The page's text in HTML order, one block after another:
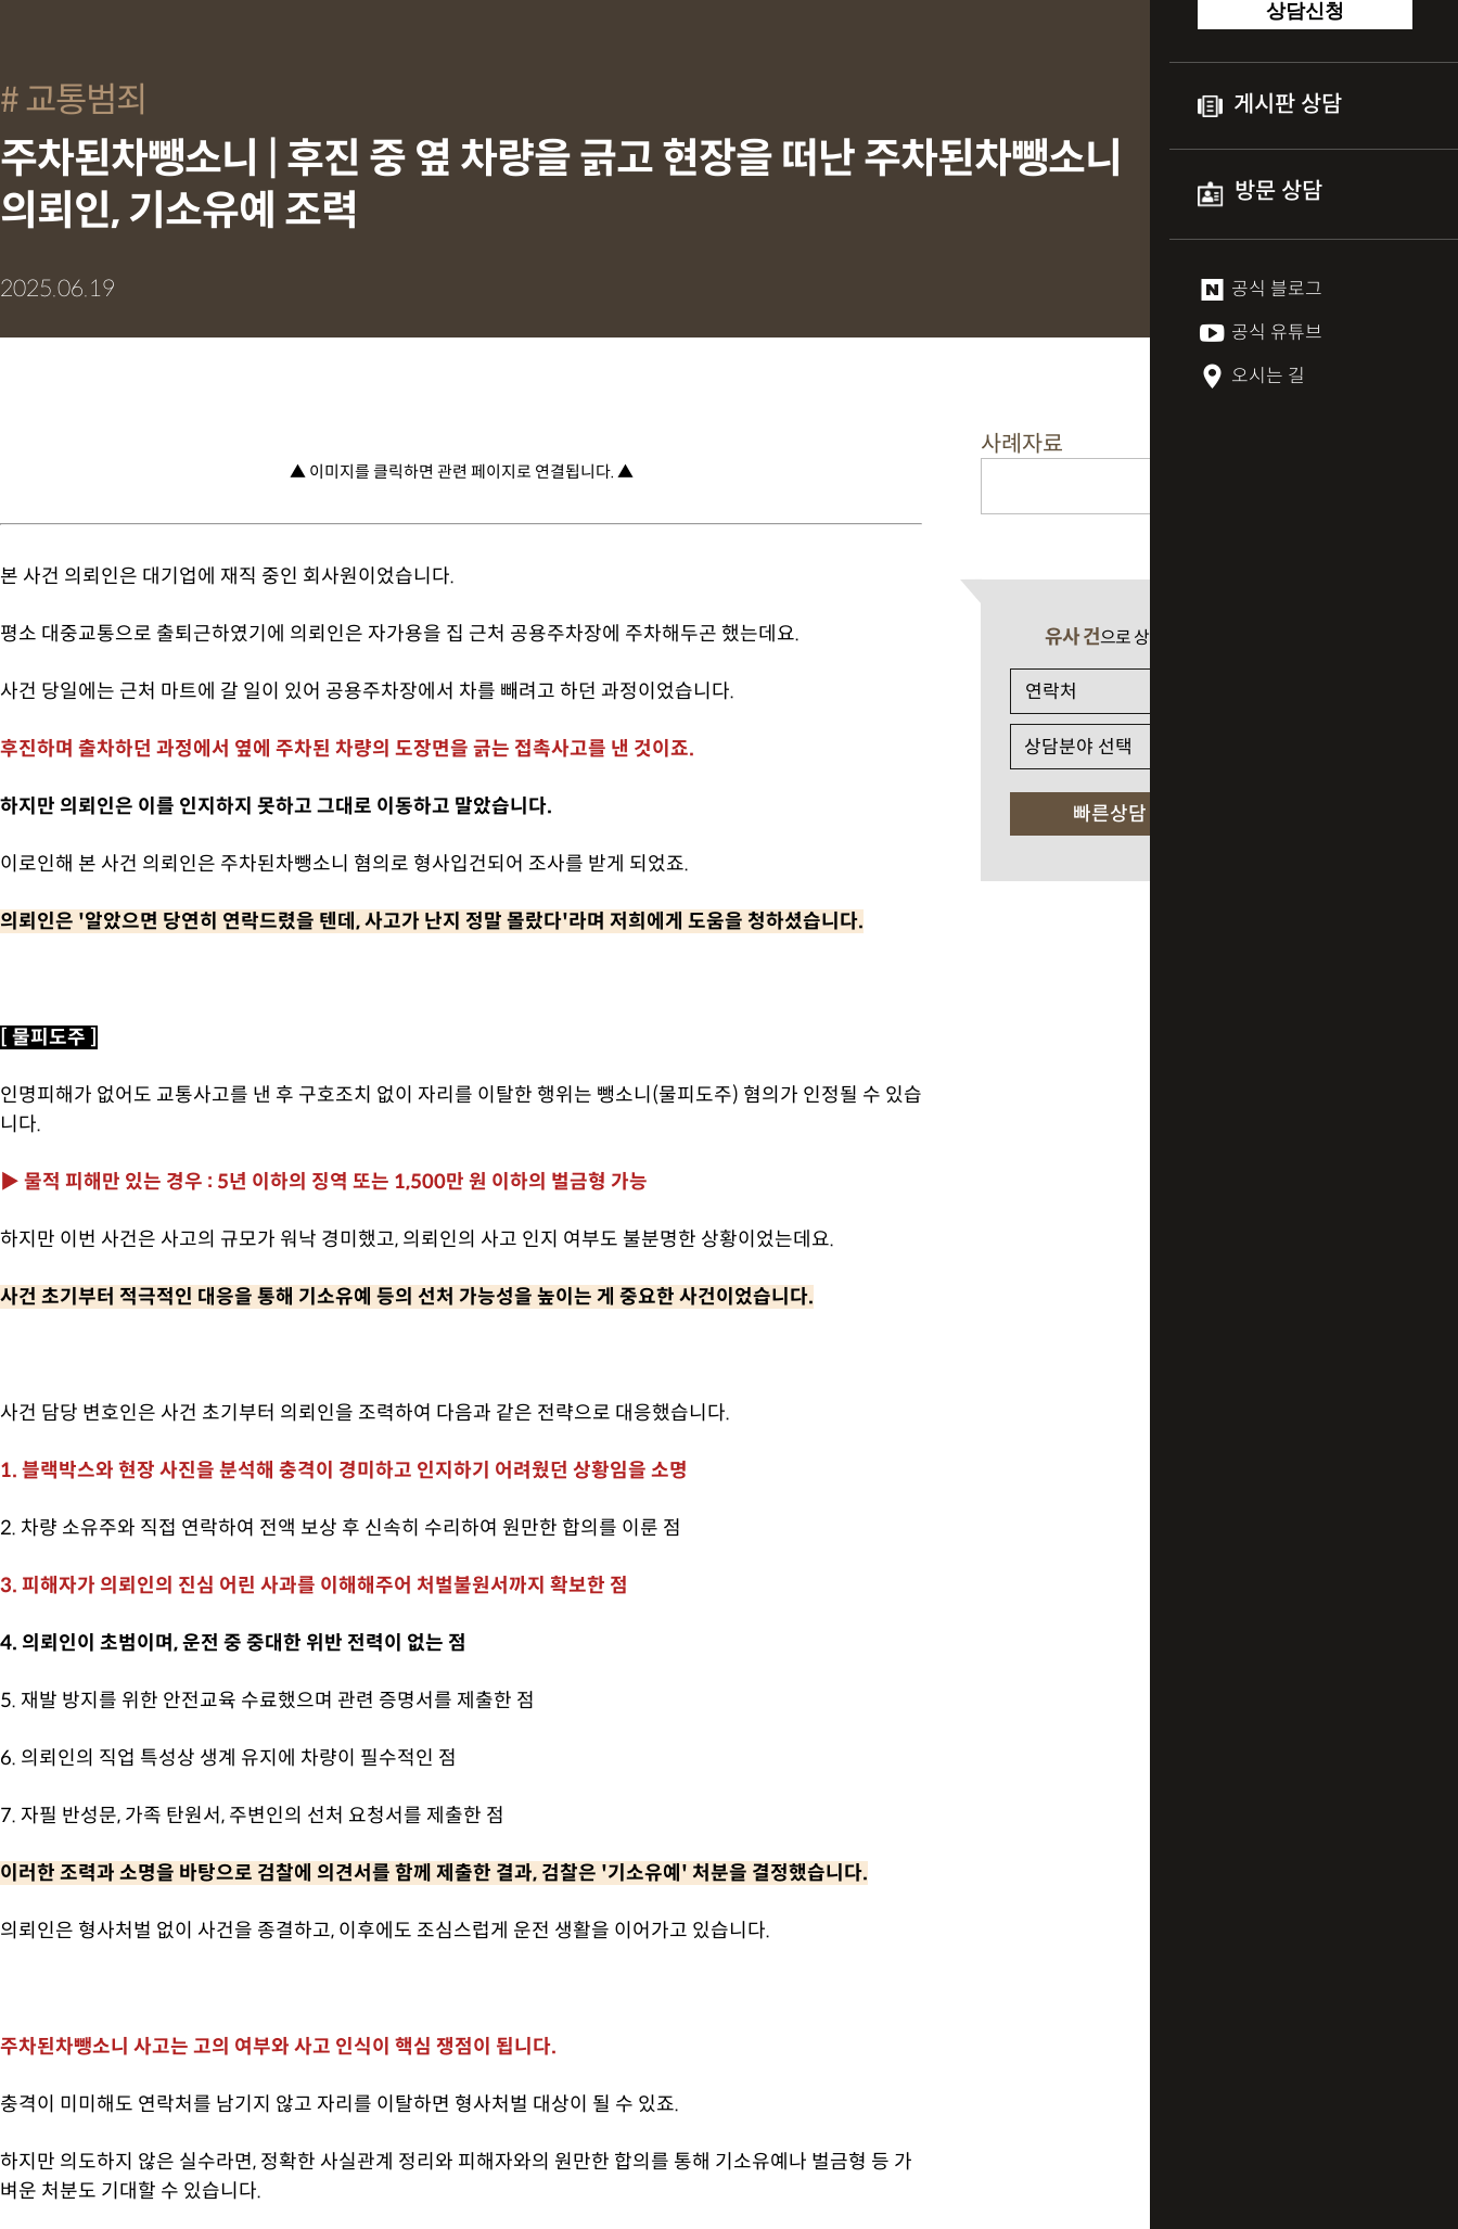
상담신청
게시판 상담
방문 상담
공식 블로그
공식 유튜브
오시는 길
교통범죄
주차된차뺑소니 | 후진 중 옆 차량을 긁고 현장을 떠난 주차된차뺑소니
의뢰인, 기소유예 조력
2025.06.19
▲ 이미지를 클릭하면 관련 페이지로 연결됩니다. ▲
본 사건 의뢰인은 대기업에 재직 중인 회사원이었습니다.
평소 대중교통으로 출퇴근하였기에 의뢰인은 자가용을 집 근처 공용주차장에 주차해두곤 했는데요.
사건 당일에는 근처 마트에 갈 일이 있어 공용주차장에서 차를 빼려고 하던 과정이었습니다.
후진하며 출차하던 과정에서 옆에 주차된 차량의 도장면을 긁는 접촉사고를 낸 것이죠.
하지만 의뢰인은 이를 인지하지 못하고 그대로 이동하고 말았습니다.
이로인해 본 사건 의뢰인은 주차된차뺑소니 혐의로 형사입건되어 조사를 받게 되었죠.
의뢰인은 '알았으면 당연히 연락드렸을 텐데, 사고가 난지 정말 몰랐다'라며 저희에게 도움을 청하셨습니다.
[ 물피도주 ]
인명피해가 없어도 교통사고를 낸 후 구호조치 없이 자리를 이탈한 행위는 뺑소니(물피도주) 혐의가 인정될 수 있습
니다.
▶ 물적 피해만 있는 경우 : 5년 이하의 징역 또는 1,500만 원 이하의 벌금형 가능
하지만 이번 사건은 사고의 규모가 워낙 경미했고, 의뢰인의 사고 인지 여부도 불분명한 상황이었는데요.
사건 초기부터 적극적인 대응을 통해 기소유예 등의 선처 가능성을 높이는 게 중요한 사건이었습니다.
사건 담당 변호인은 사건 초기부터 의뢰인을 조력하여 다음과 같은 전략으로 대응했습니다.
1. 블랙박스와 현장 사진을 분석해 충격이 경미하고 인지하기 어려웠던 상황임을 소명
2. 차량 소유주와 직접 연락하여 전액 보상 후 신속히 수리하여 원만한 합의를 이룬 점
3. 피해자가 의뢰인의 진심 어린 사과를 이해해주어 처벌불원서까지 확보한 점
4. 의뢰인이 초범이며, 운전 중 중대한 위반 전력이 없는 점
5. 재발 방지를 위한 안전교육 수료했으며 관련 증명서를 제출한 점
6. 의뢰인의 직업 특성상 생계 유지에 차량이 필수적인 점
7. 자필 반성문, 가족 탄원서, 주변인의 선처 요청서를 제출한 점
이러한 조력과 소명을 바탕으로 검찰에 의견서를 함께 제출한 결과, 검찰은 '기소유예' 처분을 결정했습니다.
의뢰인은 형사처벌 없이 사건을 종결하고, 이후에도 조심스럽게 운전 생활을 이어가고 있습니다.
주차된차뺑소니 사고는 고의 여부와 사고 인식이 핵심 쟁점이 됩니다.
충격이 미미해도 연락처를 남기지 않고 자리를 이탈하면 형사처벌 대상이 될 수 있죠.
하지만 의도하지 않은 실수라면, 정확한 사실관계 정리와 피해자와의 원만한 합의를 통해 기소유예나 벌금형 등 가
벼운 처분도 기대할 수 있습니다.
사례자료
유사 건으로 상담 필요 시